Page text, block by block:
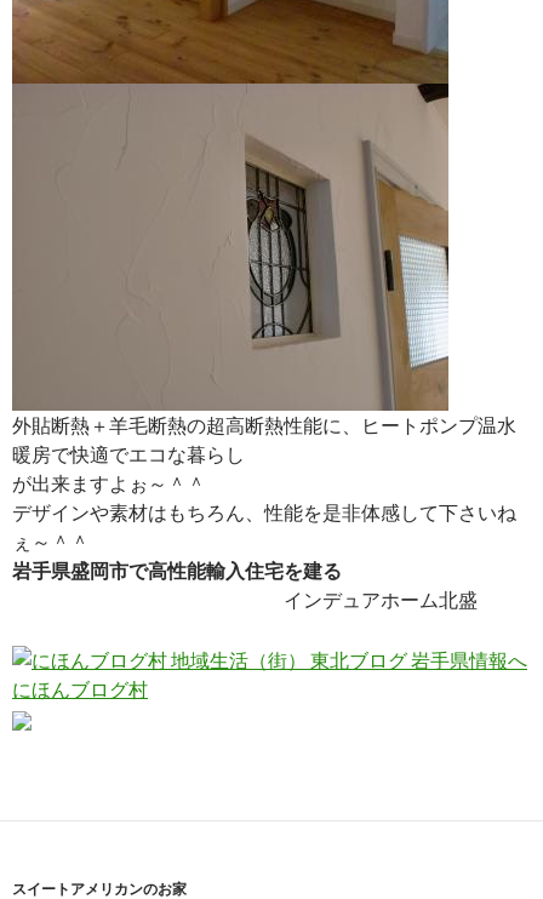
外貼断熱＋羊毛断熱の超高断熱性能に、ヒートポンプ温水
暖房で快適でエコな暮らし
が出来ますよぉ～＾＾
デザインや素材はもちろん、性能を是非体感して下さいね
ぇ～＾＾
岩手県盛岡市で高性能輸入住宅を建る
インデュアホーム北盛
にほんブログ村
スイートアメリカンのお家